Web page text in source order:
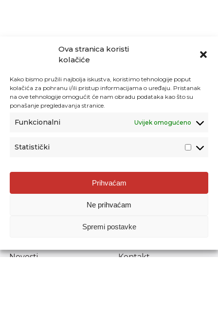
Ova stranica koristi
kolačiće
Kako bismo pružili najbolja iskustva, koristimo tehnologije poput
kolačića za pohranu i/ili pristup informacijama o uređaju. Pristanak
na ove tehnologije omogućit će nam obradu podataka kao što su
ponašanje pregledavanja stranice.
Funkcionalni Uvijek omogućeno
Statistički
Prihvaćam
Ne prihvaćam
Spremi postavke
Agencija za odgoj i obrazovanje
Donje Svetice 38, 10000 Zagreb
1778129
Prenošenje sadržaja dopušteno je uz navođenje izvora.
Novosti
Kontakt